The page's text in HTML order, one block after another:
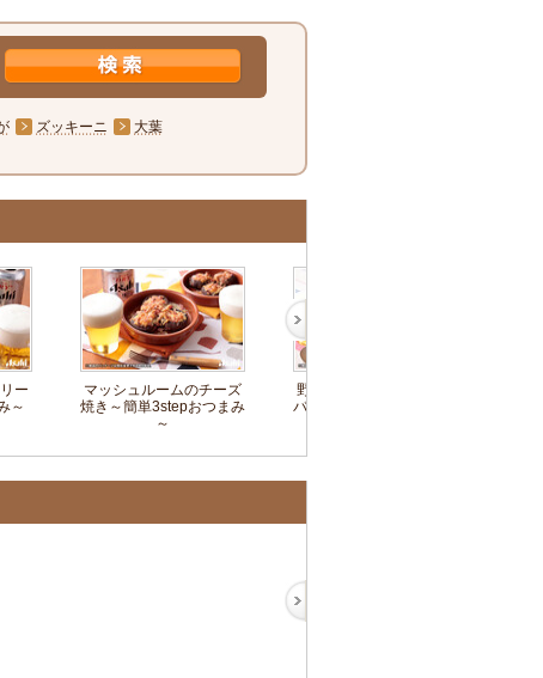
ズッキーニ 大葉
ー
～
マッシュルームのチーズ
焼き～簡単3stepおつまみ
～
野菜たっぷり焼肉ビビン
バチャーハン～簡単3step